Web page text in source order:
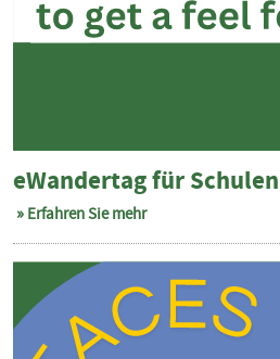
eWandertag für Schulen
Erfahren Sie mehr